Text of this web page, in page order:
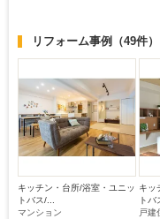
リフォーム事例 （49件）
キッチン・台所/浴室・ユニッ
トバス/...
マンション
キッ
トバ
戸建